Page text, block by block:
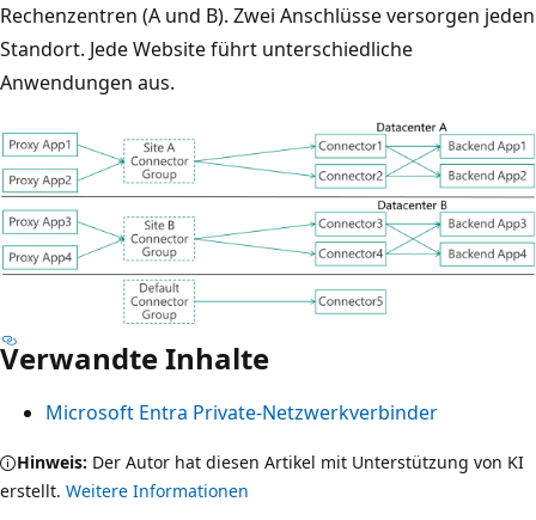
Rechenzentren (A und B). Zwei Anschlüsse versorgen jeden
Standort. Jede Website führt unterschiedliche
Anwendungen aus.
Verwandte Inhalte
Microsoft Entra Private-Netzwerkverbinder
Hinweis: Der Autor hat diesen Artikel mit Unterstützung von KI
erstellt. Weitere Informationen